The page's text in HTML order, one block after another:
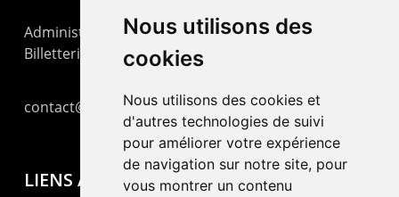
Nous utilisons des
cookies
Nous utilisons des cookies et
d'autres technologies de suivi
pour améliorer votre expérience
de navigation sur notre site, pour
vous montrer un contenu
Administration : +41 32 725 03 03
Billetterie : +41 32 725 05 05
contact@lepommier.ch
LIENS AMIS